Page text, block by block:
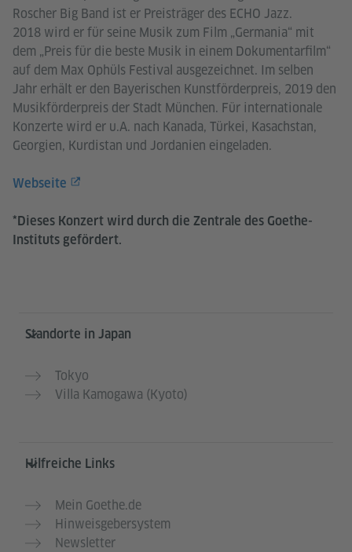
Roscher Big Band ist er Preisträger des ECHO Jazz.
2018 wird er für seine Musik zum Film „Germania“ mit
dem „Preis für die beste Musik in einem Dokumentarfilm“
auf dem Max Ophüls Festival ausgezeichnet. Im selben
Jahr erhält er den Bayerischen Kunstförderpreis, 2019 den
Musikförderpreis der Stadt München. Für internationale
Konzerte wird er u.A. nach Kanada, Türkei, Kasachstan,
Georgien, Kurdistan und Jordanien eingeladen.
Webseite
*Dieses Konzert wird durch die Zentrale des Goethe-
Instituts gefördert.
Service- und Informationsbereich
Standorte in Japan
Tokyo
Villa Kamogawa (Kyoto)
Hilfreiche Links
Mein Goethe.de
Hinweisgebersystem
Newsletter